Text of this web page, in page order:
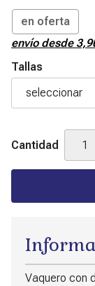
en oferta
envío desde
Tallas
Cantidad
Vaquero con